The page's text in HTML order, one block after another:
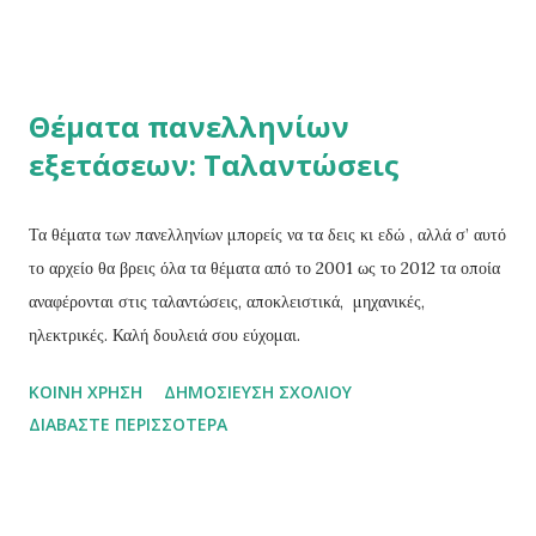
Βραχμαγκούπτα παρότι ήταν ο πρώτος που ασχολήθηκε μαζί του
ενδελεχώς, ομολογουμένως δεν κατάφερε να χειριστεί την διαίρεση.
επίσης Ινδός μαθηματικός Μπασκάρα γνώριζε ότι όσο μικρότερος
είναι ο διαιρέτης σε μια διαίρεση τόσο μεγαλύτερο είναι το πη...
Θέματα πανελληνίων
εξετάσεων: Ταλαντώσεις
Τα θέματα των πανελληνίων μπορείς να τα δεις κι εδώ , αλλά σ’ αυτό
το αρχείο θα βρεις όλα τα θέματα από το 2001 ως το 2012 τα οποία
αναφέρονται στις ταλαντώσεις, αποκλειστικά, μηχανικές,
ηλεκτρικές. Καλή δουλειά σου εύχομαι.
ΚΟΙΝΉ ΧΡΉΣΗ
ΔΗΜΟΣΊΕΥΣΗ ΣΧΟΛΊΟΥ
ΔΙΑΒΆΣΤΕ ΠΕΡΙΣΣΌΤΕΡΑ